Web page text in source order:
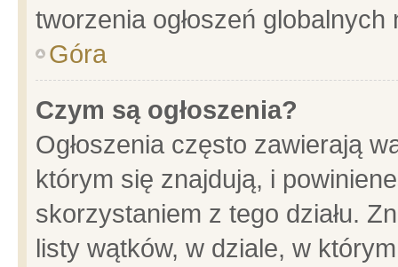
tworzenia ogłoszeń
Góra
Czym są ogłoszenia?
Ogłoszenia często zawierają
którym się znajdują, i
skorzystaniem z tego działu.
listy wątków, w dziale, w